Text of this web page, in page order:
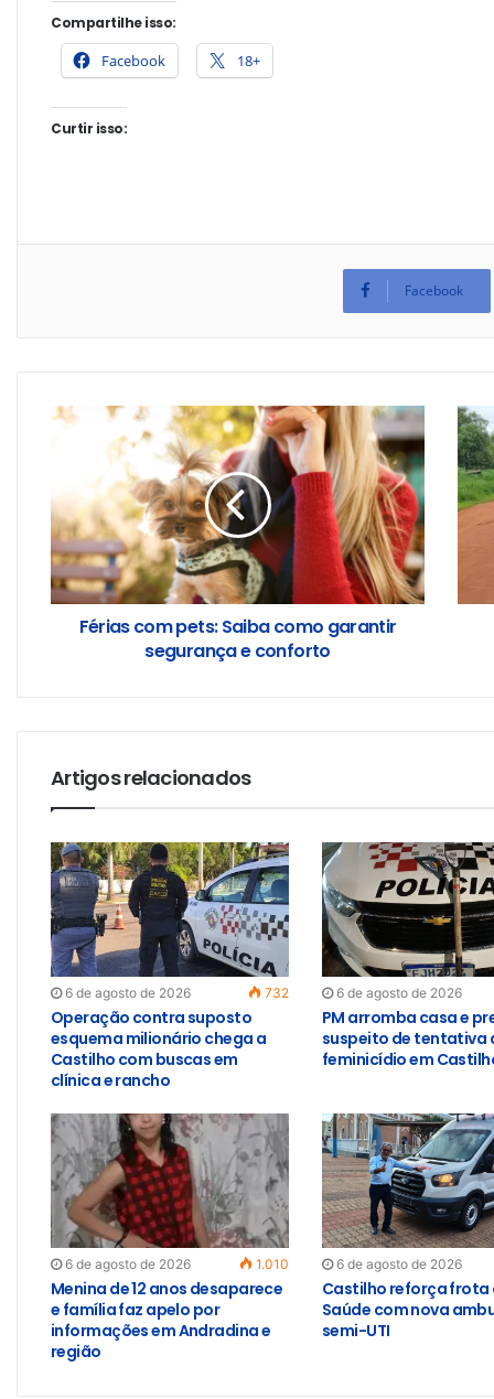
Compartilhe isso:
Facebook 18+
Curtir isso:
Facebook
Férias com pets: Saiba como garantir
segurança e conforto
Artigos relacionados
6 de agosto de 2026 732
Operação contra suposto
esquema milionário chega a
Castilho com buscas em
clínica e rancho
6 de agosto de 2026
PM arromba casa e
suspeito de tentativa
feminicídio em
6 de agosto de 2026 1.010
Menina de 12 anos desaparece
e família faz apelo por
informações em Andradina e
região
6 de agosto de 2026
Castilho reforça frota
Saúde com nova
semi-UTI